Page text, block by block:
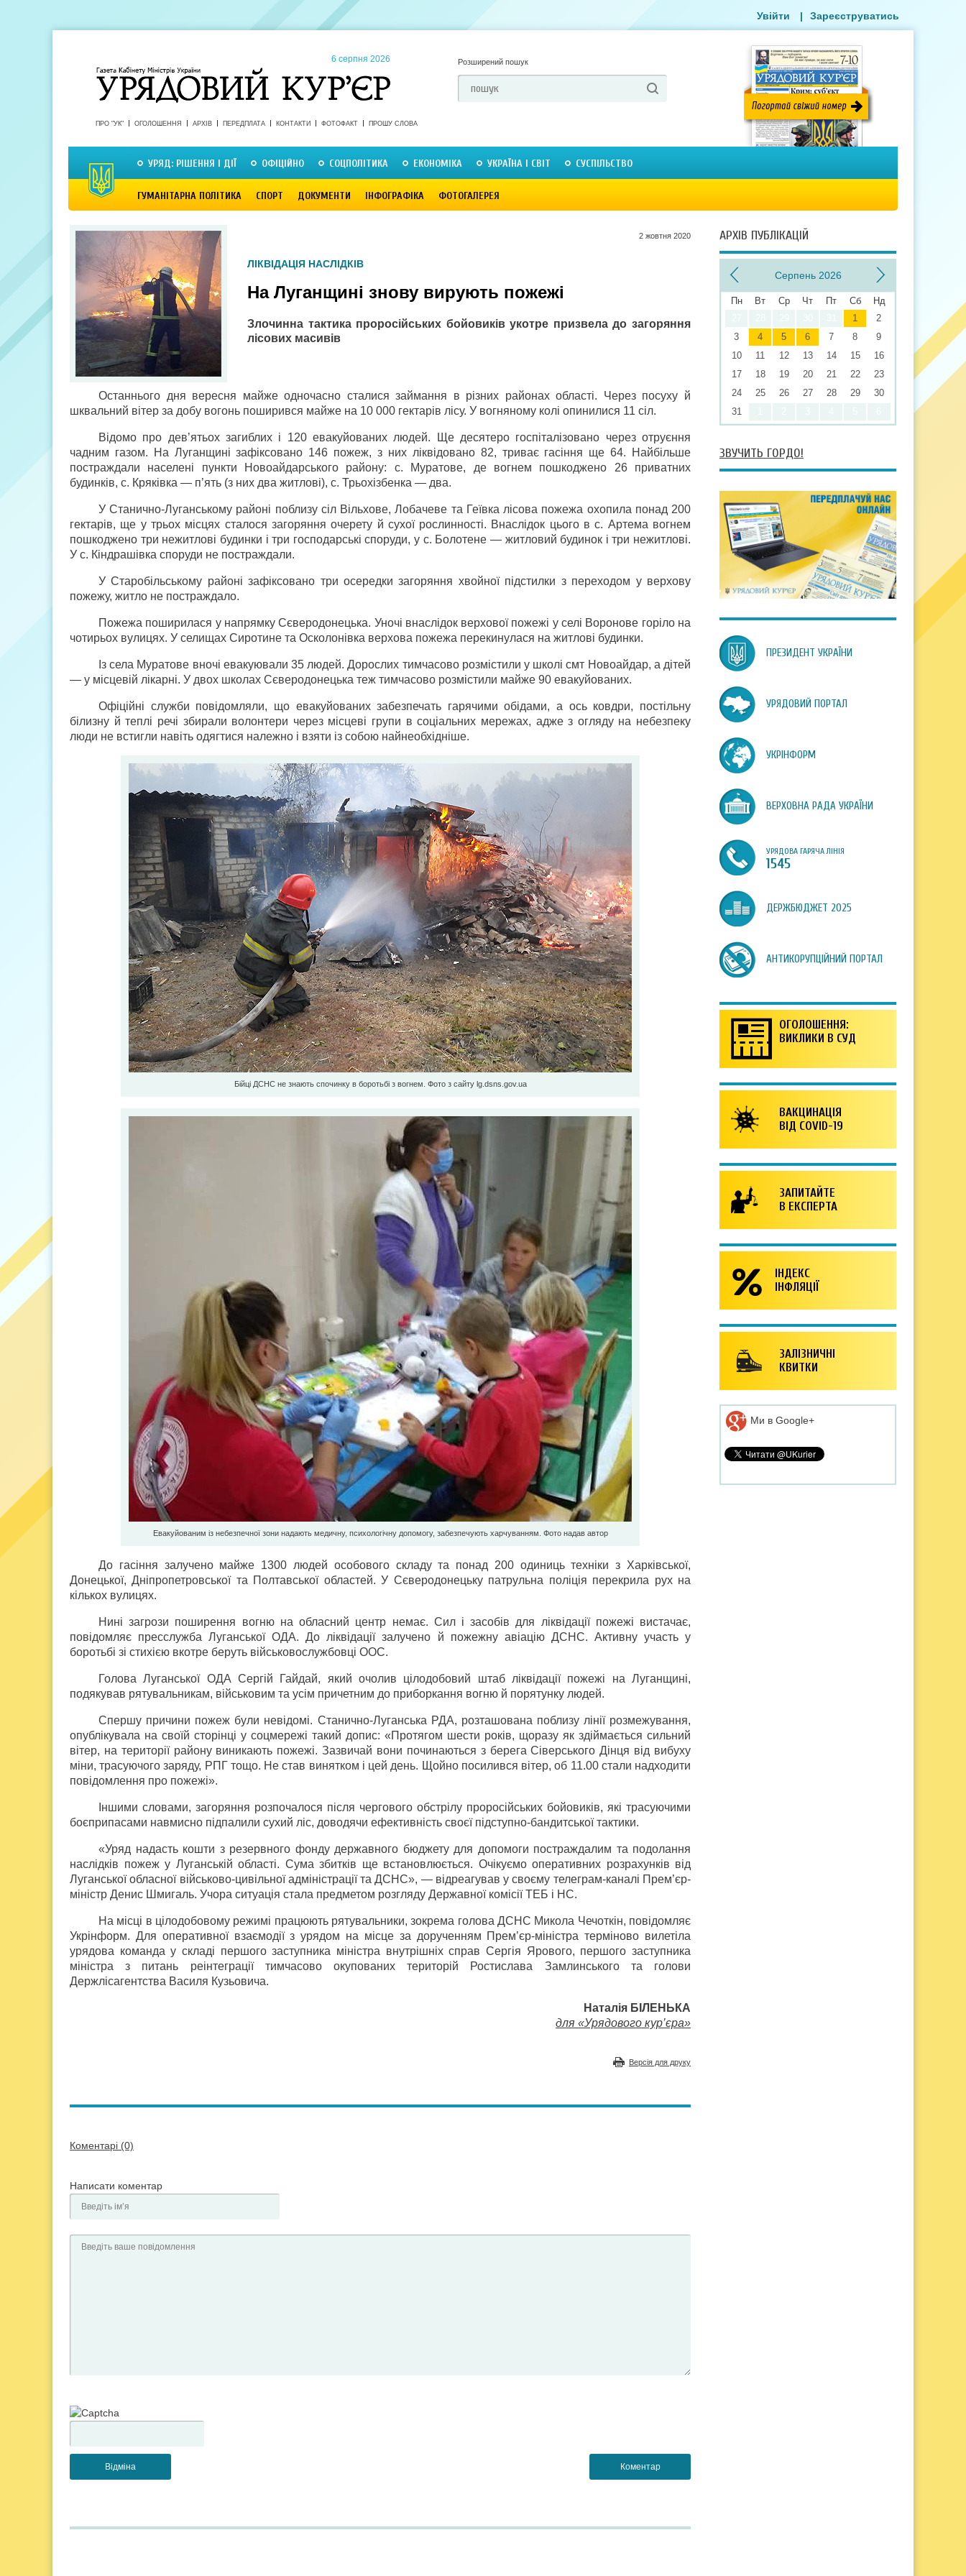
6 серпня 2026 Розширений пошук
ПРО "УК" ОГОЛОШЕННЯ АРХІВ ПЕРЕДПЛАТА КОНТАКТИ ФОТОФАКТ ПРОШУ СЛОВА
УРЯД: РІШЕННЯ І ДІЇ ОФІЦІЙНО СОЦПОЛІТИКА ЕКОНОМІКА УКРАЇНА І СВІТ СУСПІЛЬСТВО
ГУМАНІТАРНА ПОЛІТИКА СПОРТ ДОКУМЕНТИ ІНФОГРАФІКА ФОТОГАЛЕРЕЯ
Увійти | Зареєструватись
2 жовтня 2020
ЛІКВІДАЦІЯ НАСЛІДКІВ
На Луганщині знову вирують пожежі
Злочинна тактика проросійських бойовиків укотре призвела до загоряння
лісових масивів
Останнього дня вересня майже одночасно сталися займання в різних районах області. Через посуху й
шквальний вітер за добу вогонь поширився майже на 10 000 гектарів лісу. У вогняному колі опинилися 11 сіл.
Відомо про дев’ятьох загиблих і 120 евакуйованих людей. Ще десятеро госпіталізовано через отруєння
чадним газом. На Луганщині зафіксовано 146 пожеж, з них ліквідовано 82, триває гасіння ще 64. Найбільше
постраждали населені пункти Новоайдарського району: с. Муратове, де вогнем пошкоджено 26 приватних
будинків, с. Кряківка — п’ять (з них два житлові), с. Трьохізбенка — два.
У Станично-Луганському районі поблизу сіл Вільхове, Лобачеве та Геївка лісова пожежа охопила понад 200
гектарів, ще у трьох місцях сталося загоряння очерету й сухої рослинності. Внаслідок цього в с. Артема вогнем
пошкоджено три нежитлові будинки і три господарські споруди, у с. Болотене — житловий будинок і три нежитлові.
У с. Кіндрашівка споруди не постраждали.
У Старобільському районі зафіксовано три осередки загоряння хвойної підстилки з переходом у верхову
пожежу, житло не постраждало.
Пожежа поширилася у напрямку Сєверодонецька. Уночі внаслідок верхової пожежі у селі Воронове горіло на
чотирьох вулицях. У селищах Сиротине та Осколонівка верхова пожежа перекинулася на житлові будинки.
Із села Муратове вночі евакуювали 35 людей. Дорослих тимчасово розмістили у школі смт Новоайдар, а дітей
— у місцевій лікарні. У двох школах Сєверодонецька теж тимчасово розмістили майже 90 евакуйованих.
Офіційні служби повідомляли, що евакуйованих забезпечать гарячими обідами, а ось ковдри, постільну
білизну й теплі речі збирали волонтери через місцеві групи в соціальних мережах, адже з огляду на небезпеку
люди не встигли навіть одягтися належно і взяти із собою найнеобхідніше.
Бійці ДСНС не знають спочинку в боротьбі з вогнем. Фото з сайту lg.dsns.gov.ua
Евакуйованим із небезпечної зони надають медичну, психологічну допомогу, забезпечують харчуванням. Фото надав автор
До гасіння залучено майже 1300 людей особового складу та понад 200 одиниць техніки з Харківської,
Донецької, Дніпропетровської та Полтавської областей. У Сєверодонецьку патрульна поліція перекрила рух на
кількох вулицях.
Нині загрози поширення вогню на обласний центр немає. Сил і засобів для ліквідації пожежі вистачає,
повідомляє пресслужба Луганської ОДА. До ліквідації залучено й пожежну авіацію ДСНС. Активну участь у
боротьбі зі стихією вкотре беруть військовослужбовці ООС.
Голова Луганської ОДА Сергій Гайдай, який очолив цілодобовий штаб ліквідації пожежі на Луганщині,
подякував рятувальникам, військовим та усім причетним до приборкання вогню й порятунку людей.
Спершу причини пожеж були невідомі. Станично-Луганська РДА, розташована поблизу лінії розмежування,
опублікувала на своїй сторінці у соцмережі такий допис: «Протягом шести років, щоразу як здіймається сильний
вітер, на території району виникають пожежі. Зазвичай вони починаються з берега Сіверського Дінця від вибуху
міни, трасуючого заряду, РПГ тощо. Не став винятком і цей день. Щойно посилився вітер, об 11.00 стали надходити
повідомлення про пожежі».
Іншими словами, загоряння розпочалося після чергового обстрілу проросійських бойовиків, які трасуючими
боєприпасами навмисно підпалили сухий ліс, доводячи ефективність своєї підступно-бандитської тактики.
«Уряд надасть кошти з резервного фонду державного бюджету для допомоги постраждалим та подолання
наслідків пожеж у Луганській області. Сума збитків ще встановлюється. Очікуємо оперативних розрахунків від
Луганської обласної військово-цивільної адміністрації та ДСНС», — відреагував у своєму телеграм-каналі Прем’єр-
міністр Денис Шмигаль. Учора ситуація стала предметом розгляду Державної комісії ТЕБ і НС.
На місці в цілодобовому режимі працюють рятувальники, зокрема голова ДСНС Микола Чечоткін, повідомляє
Укрінформ. Для оперативної взаємодії з урядом на місце за дорученням Прем’єр-міністра терміново вилетіла
урядова команда у складі першого заступника міністра внутрішніх справ Сергія Ярового, першого заступника
міністра з питань реінтеграції тимчасово окупованих територій Ростислава Замлинського та голови
Держлісагентства Василя Кузьовича.
Наталія БІЛЕНЬКА
для «Урядового кур’єра»
Версія для друку
Коментарі (0)
Написати коментар
АРХІВ ПУБЛІКАЦІЙ
Серпень 2026
Пн Вт Ср Чт Пт Сб
Нд
1
2
3
4 5 6 7 8
9
10
11 12 13 14 15
16
17
18 19 20 21 22
23
24
25 26 27 28 29
30
31
ЗВУЧИТЬ ГОРДО!
ПРЕЗИДЕНТ УКРАЇНИ
УРЯДОВИЙ ПОРТАЛ
УКРІНФОРМ
ВЕРХОВНА РАДА УКРАЇНИ
УРЯДОВА ГАРЯЧА ЛІНІЯ
1545
ДЕРЖБЮДЖЕТ 2025
АНТИКОРУПЦІЙНИЙ ПОРТАЛ
ОГОЛОШЕННЯ:
ВИКЛИКИ В СУД
ВАКЦИНАЦІЯ
ВІД COVID-19
ЗАПИТАЙТЕ
В ЕКСПЕРТА
ІНДЕКС
ІНФЛЯЦІЇ
ЗАЛІЗНИЧНІ
КВИТКИ
Ми в Google+